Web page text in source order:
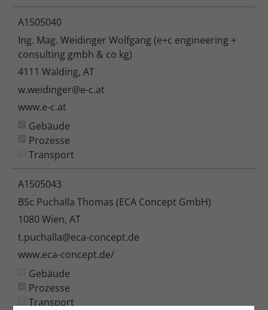
A1505040
Ing. Mag. Weidinger Wolfgang (e+c engineering +
consulting gmbh & co kg)
4111 Walding, AT
w.weidinger@e-c.at
www.e-c.at
Gebäude
Prozesse
Transport
A1505043
BSc Puchalla Thomas (ECA Concept GmbH)
1080 Wien, AT
t.puchalla@eca-concept.de
www.eca-concept.de/
Gebäude
Prozesse
Transport